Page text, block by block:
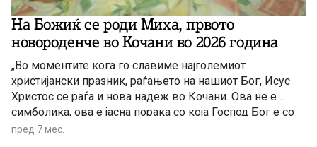
На Божиќ се роди Миха, првото
новороденче во Кочани во 2026 година
„Во моментите кога го славиме најголемиот
христијански празник, раѓањето на нашиот Бог, Исус
Христос се раѓа и нова надеж во Кочани. Ова не е
симболика, ова е јасна порака со која Господ Бог е со
нас и со негова помош ќе се трудиме да го направиме
пред 7 мес.